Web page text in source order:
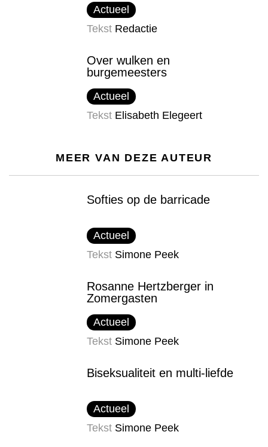
Actueel
Tekst Redactie
Over wulken en
burgemeesters
Actueel
Tekst Elisabeth Elegeert
MEER VAN DEZE AUTEUR
Softies op de barricade
Actueel
Tekst Simone Peek
Rosanne Hertzberger in
Zomergasten
Actueel
Tekst Simone Peek
Biseksualiteit en multi-liefde
Actueel
Tekst Simone Peek